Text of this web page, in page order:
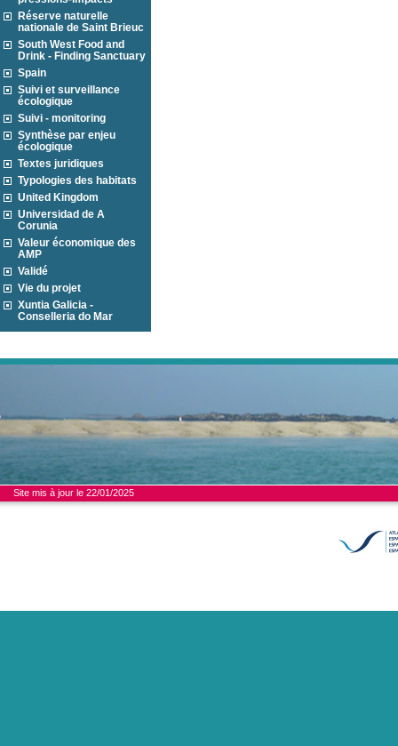
Réserve naturelle
nationale de Saint Brieuc
South West Food and
Drink - Finding Sanctuary
Spain
Suivi et surveillance
écologique
Suivi - monitoring
Synthèse par enjeu
écologique
Textes juridiques
Typologies des habitats
United Kingdom
Universidad de A
Corunia
Valeur économique des
AMP
Validé
Vie du projet
Xuntia Galicia -
Conselleria do Mar
Site mis à jour le 22/01/2025